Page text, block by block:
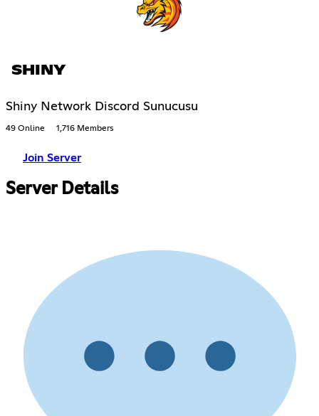
SHINY
Shiny Network Discord Sunucusu
49 Online 1,716 Members
Join Server
Server Details